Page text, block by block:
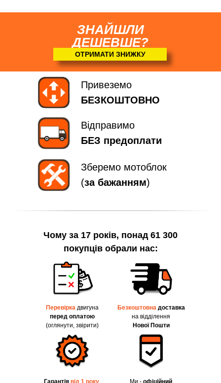
ЗНАЙШЛИ
ДЕШЕВШЕ?
ОТРИМАТИ ЗНИЖКУ
Відправимо
БЕЗ предоплати
Привеземо
БЕЗКОШТОВНО
Зберемо мотоблок
(за бажанням)
Чому за 17 років, понад 61 300
покупців обрали нас:
Перевірка двигуна
перед оплатою
(оглянути, звірити)
Гарантія від 1 року
Безкоштовна доставка
на відділення
Нової Пошти
Ми - офіційний